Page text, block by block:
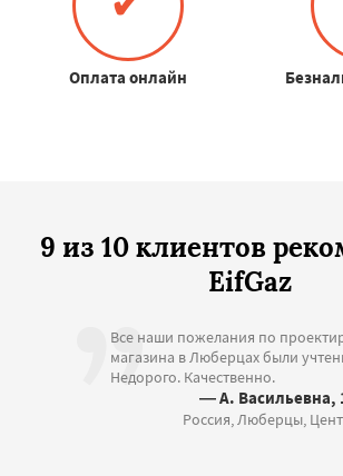
Оплата онлайн
9 из 10 клиентов
EifGaz
Все наши пожелания по
магазина в Люберцах были
Недорого. Качественно.
— А. Васильевна,
Россия, Люберцы,